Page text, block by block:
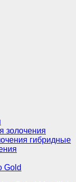
золочения
гибридные
Gold